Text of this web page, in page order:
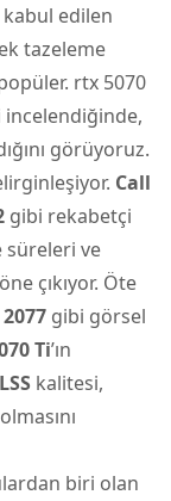
kabul edilen
tazeleme
rtx 5070
görüyoruz.
Call
gibi rekabetçi
süreleri ve
çıkıyor. Öte
gibi görsel
Ti’ın
kalitesi,
biri olan